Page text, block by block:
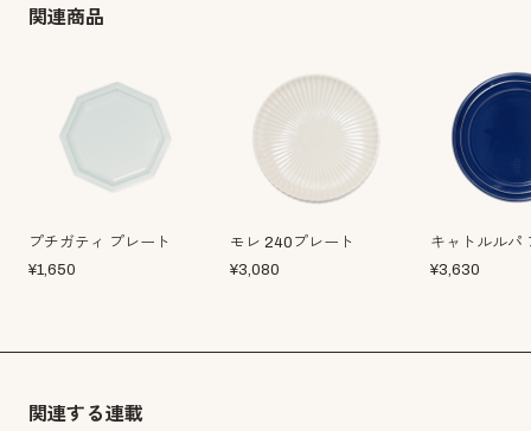
関連商品
プチガティ プレート
¥1,650
モレ 240プレート
¥3,080
キャトルルパ
¥3,630
関連する連載